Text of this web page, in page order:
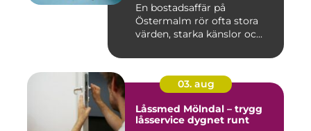
En bostadsaffär på
Östermalm rör ofta stora
värden, starka känslor oc...
03. aug
Låssmed Mölndal – trygg
låsservice dygnet runt